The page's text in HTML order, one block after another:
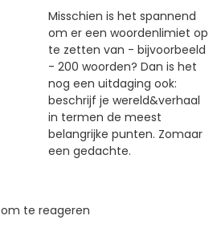
Misschien is het spannend
om er een woordenlimiet op
te zetten van - bijvoorbeeld
- 200 woorden? Dan is het
nog een uitdaging ook:
beschrijf je wereld&verhaal
in termen de meest
belangrijke punten. Zomaar
een gedachte.
om te reageren